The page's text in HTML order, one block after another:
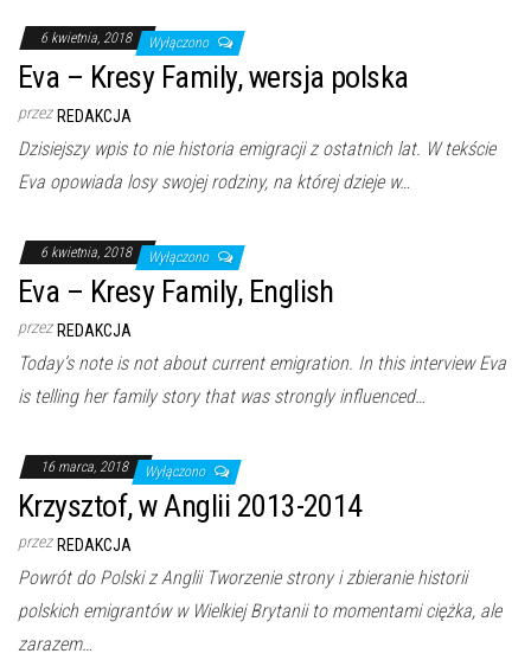
6 kwietnia, 2018 Wyłączono
Eva – Kresy Family, wersja polska
przez REDAKCJA
Dzisiejszy wpis to nie historia emigracji z ostatnich lat. W tekście
Eva opowiada losy swojej rodziny, na której dzieje w…
6 kwietnia, 2018 Wyłączono
Eva – Kresy Family, English
przez REDAKCJA
Today’s note is not about current emigration. In this interview Eva
is telling her family story that was strongly influenced…
16 marca, 2018 Wyłączono
Krzysztof, w Anglii 2013-2014
przez REDAKCJA
Powrót do Polski z Anglii Tworzenie strony i zbieranie historii
polskich emigrantów w Wielkiej Brytanii to momentami ciężka, ale
zarazem…